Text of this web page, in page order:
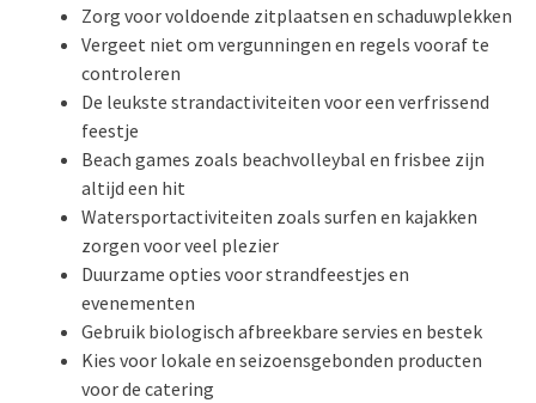
Zorg voor voldoende zitplaatsen en schaduwplekken
Vergeet niet om vergunningen en regels vooraf te
controleren
De leukste strandactiviteiten voor een verfrissend
feestje
Beach games zoals beachvolleybal en frisbee zijn
altijd een hit
Watersportactiviteiten zoals surfen en kajakken
zorgen voor veel plezier
Duurzame opties voor strandfeestjes en
evenementen
Gebruik biologisch afbreekbare servies en bestek
Kies voor lokale en seizoensgebonden producten
voor de catering